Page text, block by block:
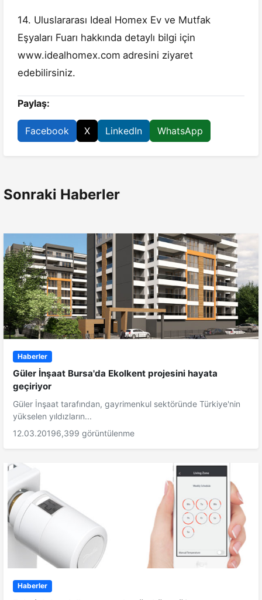
14. Uluslararası Ideal Homex Ev ve Mutfak
Eşyaları Fuarı hakkında detaylı bilgi için
www.idealhomex.com adresini ziyaret
edebilirsiniz.
Paylaş:
Facebook X LinkedIn WhatsApp
Sonraki Haberler
Haberler
Güler İnşaat Bursa'da Ekolkent projesini hayata
geçiriyor
Güler İnşaat tarafından, gayrimenkul sektöründe Türkiye'nin
yükselen yıldızların...
12.03.20196,399 görüntülenme
Haberler